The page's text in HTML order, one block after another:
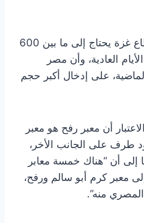
ولفت السيسي إلى أن قطاع غزة يحتاج إلى ما بين 600
الأيام العادية، وأن مصر
الـ21 شهرًا الماضية، على إدخال أكبر حجم
أن معبر رفح هو معبر
طرف على الجانب الأخر،
إلى أن “هناك خمسة معابر
معبر كرم أبو سالم ورفح،
المصري منه”.